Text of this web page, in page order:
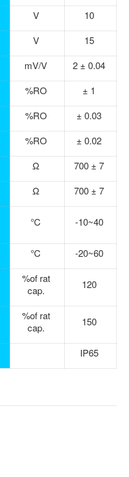
V 10
V 15
mV/V 2 ± 0.04
%RO ± 1
%RO ± 0.03
%RO ± 0.02
Ω 700 ± 7
Ω 700 ± 7
℃ -10~40
℃ -20~60
%of rat
cap.
120
%of rat
cap.
150
IP65